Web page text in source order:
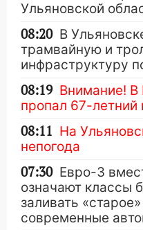
Ульяновской
08:20 В
трамвайную и
инфраструктуру
08:19 Внимание! В
пропал 67-
08:11 На
непогода
07:30 Евро-3
означают классы
заливать
современные